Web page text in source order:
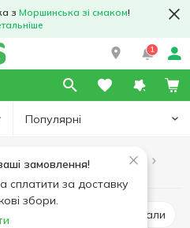
з Моршинська зі смаком!
1
Популярні
замовлення!
сплатити за доставку
збори.
Товари для барбекю
Грилі, мангали